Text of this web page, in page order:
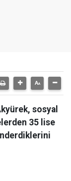
sosyal
35 lise